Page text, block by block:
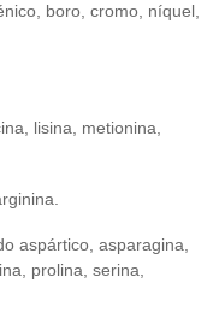
boro, cromo, níquel,
lisina, metionina,
aspártico, asparagina,
prolina, serina,